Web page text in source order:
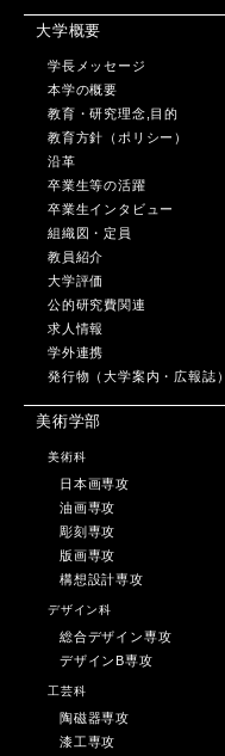
大学概要
学長メッセージ
本学の概要
教育・研究理念,目的
教育方針（ポリシー）
沿革
卒業生等の活躍
卒業生インタビュー
組織図・定員
教員紹介
大学評価
公的研究費関連
求人情報
学外連携
発行物（大学案内・広報誌）
美術学部
美術科
日本画専攻
油画専攻
彫刻専攻
版画専攻
構想設計専攻
デザイン科
総合デザイン専攻
デザインB専攻
工芸科
陶磁器専攻
漆工専攻